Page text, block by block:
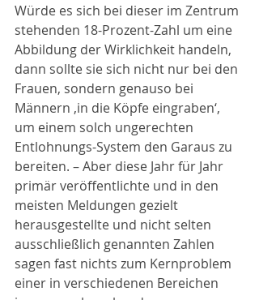
Würde es sich bei dieser im Zentrum
stehenden 18-Prozent-Zahl um eine
Abbildung der Wirklichkeit handeln,
dann sollte sie sich nicht nur bei den
Frauen, sondern genauso bei
Männern ‚in die Köpfe eingraben‘,
um einem solch ungerechten
Entlohnungs-System den Garaus zu
bereiten. – Aber diese Jahr für Jahr
primär veröffentlichte und in den
meisten Meldungen gezielt
herausgestellte und nicht selten
ausschließlich genannten Zahlen
sagen fast nichts zum Kernproblem
einer in verschiedenen Bereichen